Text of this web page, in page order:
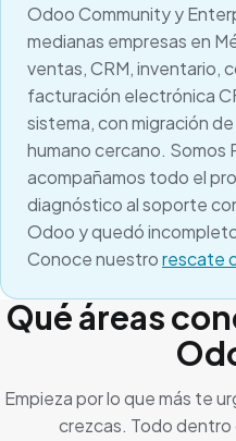
Odoo Community y
medianas empresas en
ventas, CRM, inventario,
facturación electrónica
sistema, con migración
humano cercano. Somos
acompañamos todo el
diagnóstico al soporte
Odoo y quedó
Conoce nuestrorescate
Qué áreas
Empieza por lo que más te
crezcas. Todo dentro